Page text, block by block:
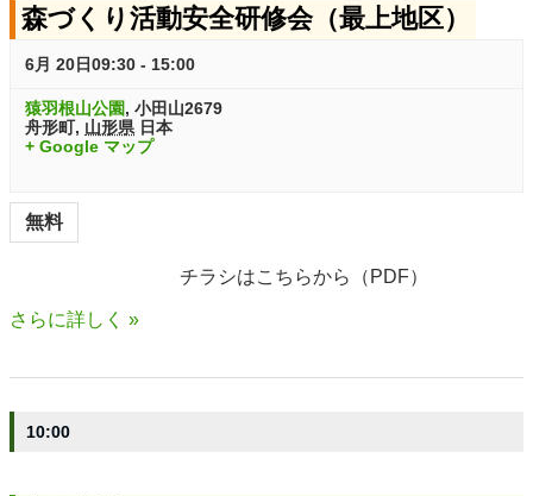
S
e
a
r
c
h
d
V
i
i
e森づくり活動安全研修会（最上地区）
6月 20日09:30 - 15:00
猿羽根山公園, 小田山2679
舟形町, 山形県 日本
+ Google マップ
無料
チラシはこちらから（PDF）
さらに詳しく »
10:00